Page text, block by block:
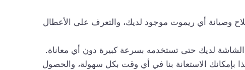
وصيانة أي ريموت موجود لديك، والتعرف على الأعطال
لديك حتى تستخدمه بسرعة كبيرة دون أي معاناة.
بإمكانك الاستعانة بنا في أي وقت بكل سهولة، والحصول